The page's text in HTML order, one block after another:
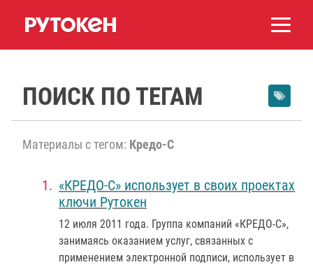
ПОИСК ПО ТЕГАМ
Материалы с тегом: Кредо-С
«КРЕДО-С» использует в своих проектах
ключи Рутокен
12 июля 2011 года. Группа компаний «КРЕДО-С»,
занимаясь оказанием услуг, связанных с
применением электронной подписи, использует в